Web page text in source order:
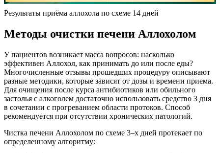
Результаты приёма аллохола по схеме 14 дней
Методы очистки печени Аллохолом
У пациентов возникает масса вопросов: насколько
эффективен Аллохол, как принимать до или после еды?
Многочисленные отзывы прошедших процедуру описывают
разные методики, которые зависят от дозы и времени приема.
Для очищения после курса антибиотиков или обильного
застолья с алкоголем достаточно использовать средство 3 дня
в сочетании с прогреванием области протоков. Способ
рекомендуется при отсутствии хронических патологий.
Чистка печени Аллохолом по схеме 3–х дней протекает по
определенному алгоритму: